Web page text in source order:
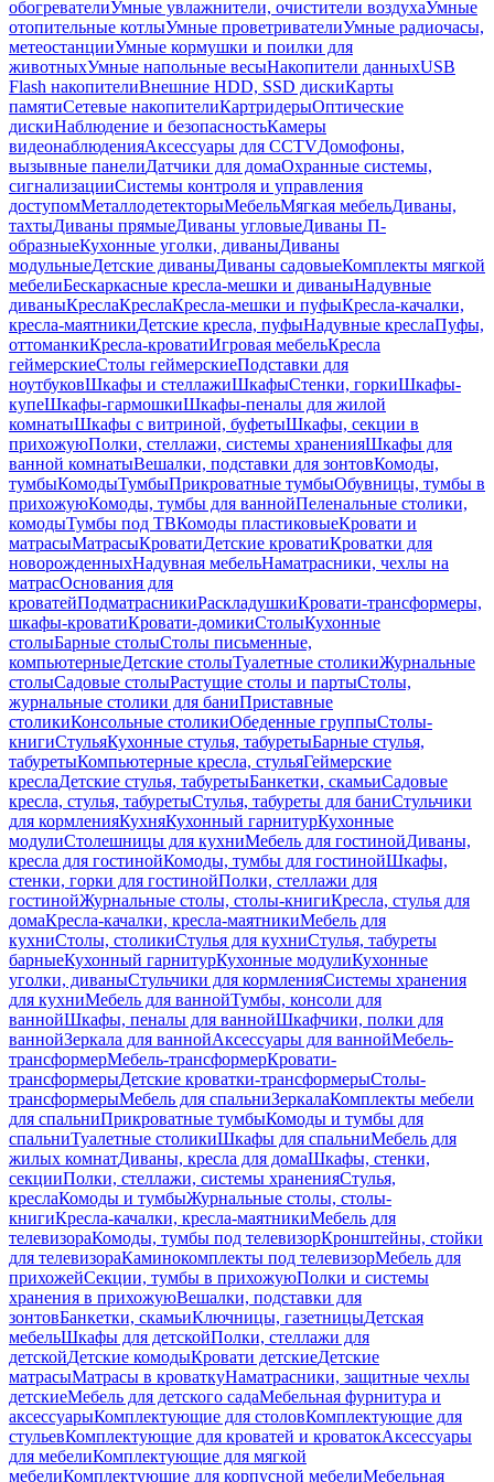
обогревателиУмные увлажнители, очистители воздухаУмные
отопительные котлыУмные проветривателиУмные радиочасы,
метеостанцииУмные кормушки и поилки для
животныхУмные напольные весыНакопители данныхUSB
Flash накопителиВнешние HDD, SSD дискиКарты
памятиСетевые накопителиКартридерыОптические
дискиНаблюдение и безопасностьКамеры
видеонаблюденияАксессуары для CCTVДомофоны,
вызывные панелиДатчики для домаОхранные системы,
сигнализацииСистемы контроля и управления
доступомМеталлодетекторыМебельМягкая мебельДиваны,
тахтыДиваны прямыеДиваны угловыеДиваны П-
образныеКухонные уголки, диваныДиваны
модульныеДетские диваныДиваны садовыеКомплекты мягкой
мебелиБескаркасные кресла-мешки и диваныНадувные
диваныКреслаКреслаКресла-мешки и пуфыКресла-качалки,
кресла-маятникиДетские кресла, пуфыНадувные креслаПуфы,
оттоманкиКресла-кроватиИгровая мебельКресла
геймерскиеСтолы геймерскиеПодставки для
ноутбуковШкафы и стеллажиШкафыСтенки, горкиШкафы-
купеШкафы-гармошкиШкафы-пеналы для жилой
комнатыШкафы с витриной, буфетыШкафы, секции в
прихожуюПолки, стеллажи, системы храненияШкафы для
ванной комнатыВешалки, подставки для зонтовКомоды,
тумбыКомодыТумбыПрикроватные тумбыОбувницы, тумбы в
прихожуюКомоды, тумбы для ваннойПеленальные столики,
комодыТумбы под ТВКомоды пластиковыеКровати и
матрасыМатрасыКроватиДетские кроватиКроватки для
новорожденныхНадувная мебельНаматрасники, чехлы на
матрасОснования для
кроватейПодматрасникиРаскладушкиКровати-трансформеры,
шкафы-кроватиКровати-домикиСтолыКухонные
столыБарные столыСтолы письменные,
компьютерныеДетские столыТуалетные столикиЖурнальные
столыСадовые столыРастущие столы и партыСтолы,
журнальные столики для баниПриставные
столикиКонсольные столикиОбеденные группыСтолы-
книгиСтульяКухонные стулья, табуретыБарные стулья,
табуретыКомпьютерные кресла, стульяГеймерские
креслаДетские стулья, табуретыБанкетки, скамьиСадовые
кресла, стулья, табуретыСтулья, табуреты для баниСтульчики
для кормленияКухняКухонный гарнитурКухонные
модулиСтолешницы для кухниМебель для гостинойДиваны,
кресла для гостинойКомоды, тумбы для гостинойШкафы,
стенки, горки для гостинойПолки, стеллажи для
гостинойЖурнальные столы, столы-книгиКресла, стулья для
домаКресла-качалки, кресла-маятникиМебель для
кухниСтолы, столикиСтулья для кухниСтулья, табуреты
барныеКухонный гарнитурКухонные модулиКухонные
уголки, диваныСтульчики для кормленияСистемы хранения
для кухниМебель для ваннойТумбы, консоли для
ваннойШкафы, пеналы для ваннойШкафчики, полки для
ваннойЗеркала для ваннойАксессуары для ваннойМебель-
трансформерМебель-трансформерКровати-
трансформерыДетские кроватки-трансформерыСтолы-
трансформерыМебель для спальниЗеркалаКомплекты мебели
для спальниПрикроватные тумбыКомоды и тумбы для
спальниТуалетные столикиШкафы для спальниМебель для
жилых комнатДиваны, кресла для домаШкафы, стенки,
секцииПолки, стеллажи, системы храненияСтулья,
креслаКомоды и тумбыЖурнальные столы, столы-
книгиКресла-качалки, кресла-маятникиМебель для
телевизораКомоды, тумбы под телевизорКронштейны, стойки
для телевизораКаминокомплекты под телевизорМебель для
прихожейСекции, тумбы в прихожуюПолки и системы
хранения в прихожуюВешалки, подставки для
зонтовБанкетки, скамьиКлючницы, газетницыДетская
мебельШкафы для детскойПолки, стеллажи для
детскойДетские комодыКровати детскиеДетские
матрасыМатрасы в кроваткуНаматрасники, защитные чехлы
детскиеМебель для детского садаМебельная фурнитура и
аксессуарыКомплектующие для столовКомплектующие для
стульевКомплектующие для кроватей и кроватокАксессуары
для мебелиКомплектующие для мягкой
мебелиКомплектующие для корпусной мебелиМебельная